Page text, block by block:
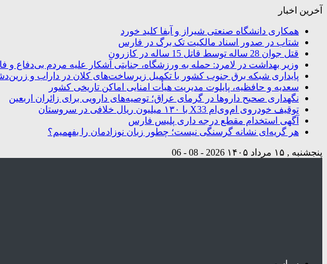
آخرین اخبار
همکاری دانشگاه صنعتی شیراز و آبفا کلید خورد
شتاب در صدور اسناد مالکیت تک برگ در فارس
قتل جوان 28 ساله توسط قاتل 15 ساله در کازرون
وزیر بهداشت در لامرد: حمله به ورزشگاه، جنایتی آشکار علیه مردم بی‌دفاع و
پایداری شبکه برق جنوب کشور با تکمیل زیرساخت‌های کلان در داراب و
سعدیه و حافظیه، پایلوت مدیریت هیأت امنایی اماکن تاریخی کشور
نگهداری صحیح داروها در گرمای عراق؛ توصیه‌های دارویی برای زائران اربعین
توقیف خودروی ام‌وی‌ام X33 با ۱۳۰ میلیون ریال خلافی در سروستان
آگهی استخدام مقطع درجه داری پلیس فارس
هر گریه‌ای نشانه گرسنگی نیست؛ چطور زبان نوزادمان را بفهمیم؟
پنجشنبه , ۱۵ مرداد ۱۴۰۵ 2026 - 08 - 06